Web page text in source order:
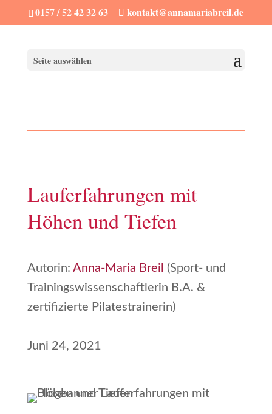
0157 / 52 42 32 63 kontakt@annamariabreil.de
Seite auswählen
Lauferfahrungen mit
Höhen und Tiefen
Autorin: Anna-Maria Breil (Sport- und
Trainingswissenschaftlerin B.A. &
zertifizierte Pilatestrainerin)
Juni 24, 2021